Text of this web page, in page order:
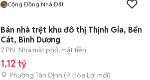
Cộng Đồng Nhà Đất
Bán nhà trệt khu đô thị Thịnh Gia, Bến
Cát, Bình Dương
2 PN Nhà mặt phố, mặt tiền
1,12 tỷ
Phường Tân Định (P. Hòa Lợi mới)